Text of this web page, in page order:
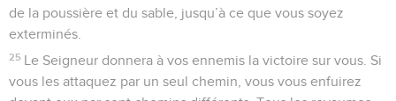
de la poussière et du sable, jusqu’à ce que vous soyez
exterminés.
25 Le Seigneur donnera à vos ennemis la victoire sur vous. Si
vous les attaquez par un seul chemin, vous vous enfuirez